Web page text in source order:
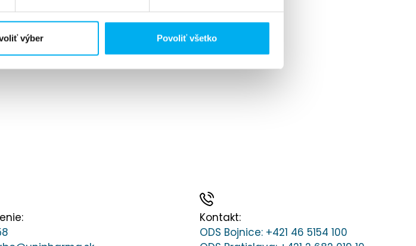
výber Povoliť všetko
Kontakt:
ODS Bojnice: +421 46 5154 100